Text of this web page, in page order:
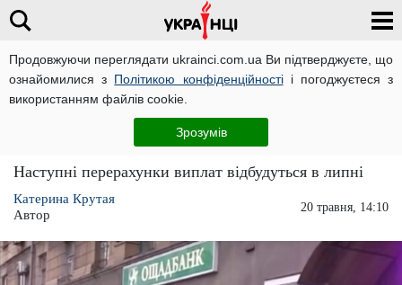
Продовжуючи переглядати ukrainci.com.ua Ви підтверджуєте, що
ознайомилися з Політикою конфіденційностіі погоджуєтеся з
використанням файлів cookie.
Зрозумів
Економіка
Пенсіонерам доплатять 100 гривень з 1
липня: хто отримає надбавку
Наступні перерахунки виплат відбудуться в липні
Катерина Крутая
Автор
20 травня, 14:10